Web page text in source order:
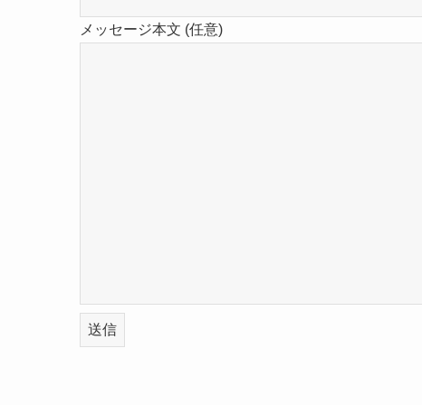
メッセージ本文 (任意)